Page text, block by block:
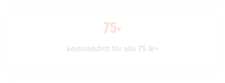
75+
kostnadsfritt för alla 75 år+